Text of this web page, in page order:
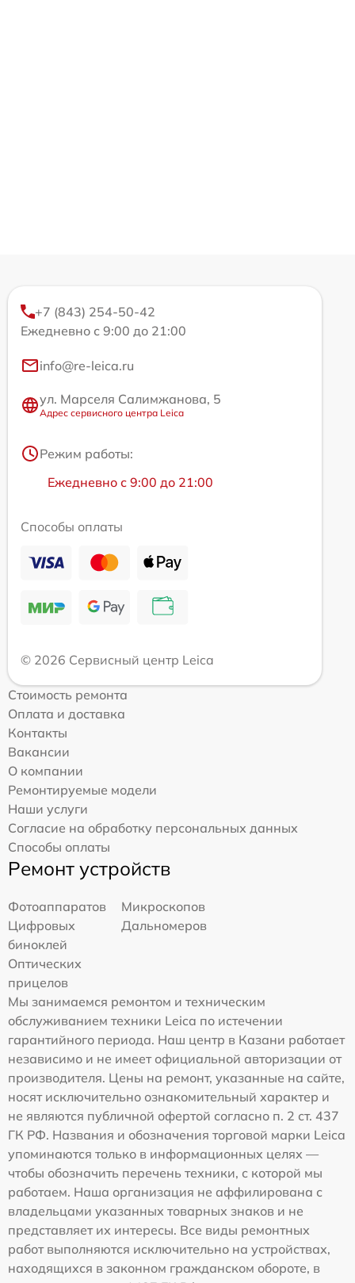
+7 (843) 254-50-42
Ежедневно с 9:00 до 21:00
info@re-leica.ru
ул. Марселя Салимжанова, 5
Адрес сервисного центра Leica
Режим работы:
Ежедневно с 9:00 до 21:00
Способы оплаты
© 2026 Сервисный центр Leica
Стоимость ремонта
Оплата и доставка
Контакты
Вакансии
О компании
Ремонтируемые модели
Наши услуги
Согласие на обработку персональных данных
Способы оплаты
Ремонт устройств
Фотоаппаратов
Микроскопов
Цифровых
биноклей
Дальномеров
Оптических
прицелов
Мы занимаемся ремонтом и техническим
обслуживанием техники Leica по истечении
гарантийного периода. Наш центр в Казани работает
независимо и не имеет официальной авторизации от
производителя. Цены на ремонт, указанные на сайте,
носят исключительно ознакомительный характер и
не являются публичной офертой согласно п. 2 ст. 437
ГК РФ. Названия и обозначения торговой марки Leica
упоминаются только в информационных целях —
чтобы обозначить перечень техники, с которой мы
работаем. Наша организация не аффилирована с
владельцами указанных товарных знаков и не
представляет их интересы. Все виды ремонтных
работ выполняются исключительно на устройствах,
находящихся в законном гражданском обороте, в